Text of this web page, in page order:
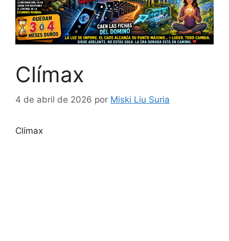
Clímax
4 de abril de 2026 por Miski Liu Suria
Clímax